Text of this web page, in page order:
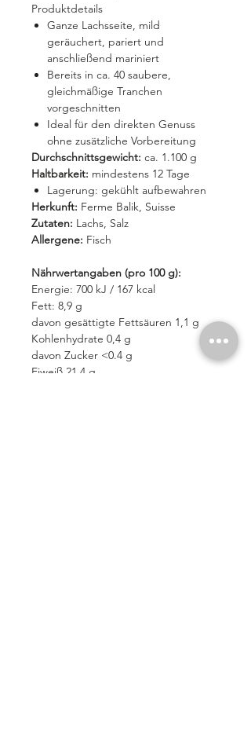
Produktdetails
Ganze Lachsseite, mild
geräuchert, pariert und
anschließend mariniert
Bereits in ca. 40 saubere,
gleichmäßige Tranchen
vorgeschnitten
Ideal für den direkten Genuss
ohne zusätzliche Vorbereitung
Durchschnittsgewicht: ca. 1.100 g
Haltbarkeit: mindestens 12 Tage
Lagerung: gekühlt aufbewahren
Herkunft: Ferme Balik, Suisse
Zutaten: Lachs, Salz
Allergene: Fisch
Nährwertangaben (pro 100 g):
Energie: 700 kJ / 167 kcal
Fett: 8,9 g
davon gesättigte Fettsäuren 1,1 g
Kohlenhydrate 0,4 g
davon Zucker <0.4 g
Eiweiß 21,4 g